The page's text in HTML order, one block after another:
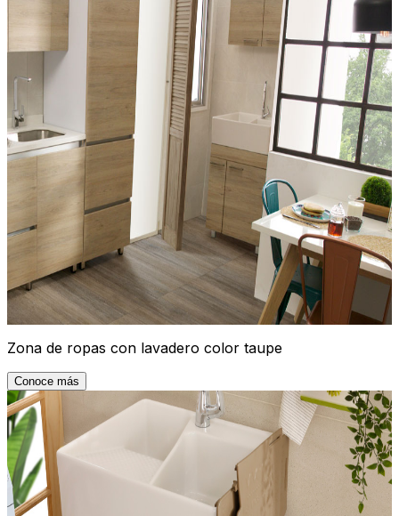
Zona de ropas con lavadero color taupe
Conoce más